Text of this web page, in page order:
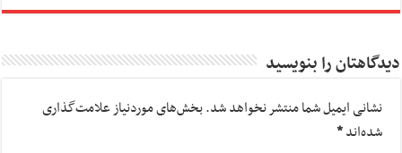
دیدگاهتان را بنویسید
نشانی ایمیل شما منتشر نخواهد شد.بخش‌های موردنیاز علامت‌گذاری
شده‌اند*